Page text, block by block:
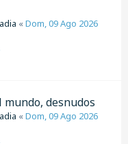
«Dom, 09 Ago 2026
desnudos
«Dom, 09 Ago 2026